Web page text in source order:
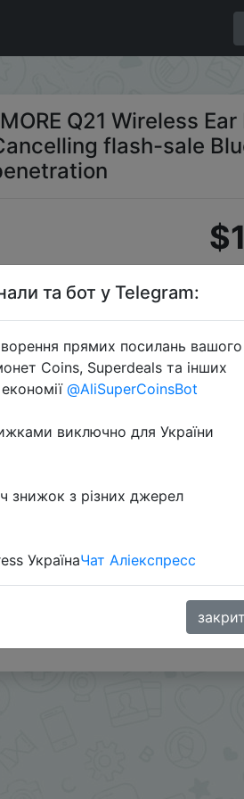
flash-sale Bluetooth
Q21 Wireless
flash-sale
UAAF02,
94 Coins у додатку через
та бот у Telegram:
прямих посилань вашого
Coins, Superdeals та інших
@AliSuperCoinsBot
виключно для України
знижок з різних джерел
УкраїнаЧат Аліекспресс